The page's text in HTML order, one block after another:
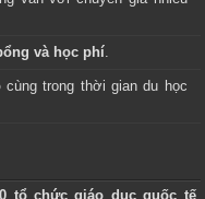
và học phí.
cùng trong thời gian du học
tổ chức giáo dục quốc tế,